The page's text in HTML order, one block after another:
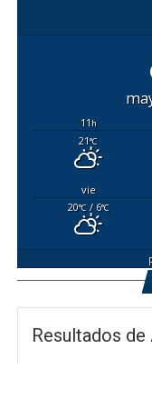
11h
21°C
vie
20°C/ 6°C
Resultados de